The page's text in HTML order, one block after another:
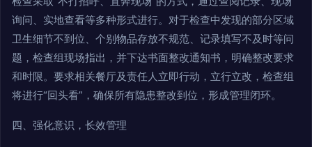
询问、实地查看等多种形式进行。对于检查中发现的部分区域
卫生细节不到位、个别物品存放不规范、记录填写不及时等问
题，检查组现场指出，并下达书面整改通知书，明确整改要求
和时限。要求相关餐厅及责任人立即行动，立行立改，检查组
将进行“回头看”，确保所有隐患整改到位，形成管理闭环。
四、强化意识，长效管理